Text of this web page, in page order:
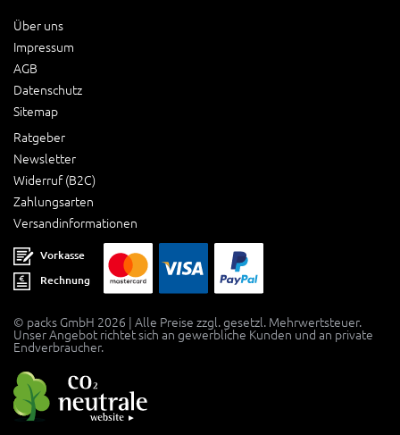
Über uns
Impressum
AGB
Datenschutz
Sitemap
Ratgeber
Newsletter
Widerruf (B2C)
Zahlungsarten
Versandinformationen
Vorkasse
Rechnung
© packs GmbH 2026 | Alle Preise zzgl. gesetzl. Mehrwertsteuer.
Unser Angebot richtet sich an gewerbliche Kunden und an private
Endverbraucher.